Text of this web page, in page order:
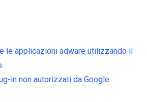
le applicazioni adware utilizzando il
in non autorizzati da Google